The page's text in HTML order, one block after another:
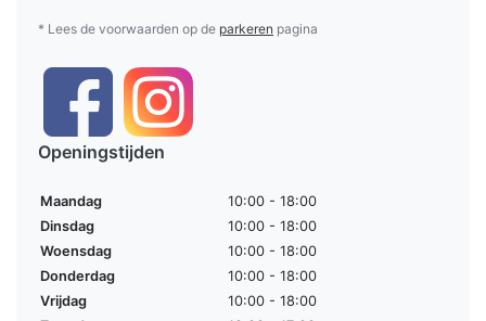
* Lees de voorwaarden op de parkeren pagina
Openingstijden
Maandag
10:00 - 18:00
Dinsdag
10:00 - 18:00
Woensdag
10:00 - 18:00
Donderdag
10:00 - 18:00
Vrijdag
10:00 - 18:00